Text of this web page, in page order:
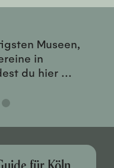
Museen,
in
du hier ...